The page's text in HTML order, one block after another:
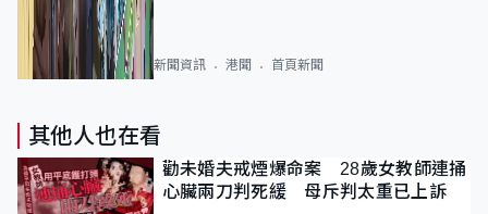
新聞資訊 港聞 首頁新聞
其他人也在看
勸未婚夫戒煙爆命案 28歲女教師連捅
心臟兩刀判死緩 母斥判太重已上訴